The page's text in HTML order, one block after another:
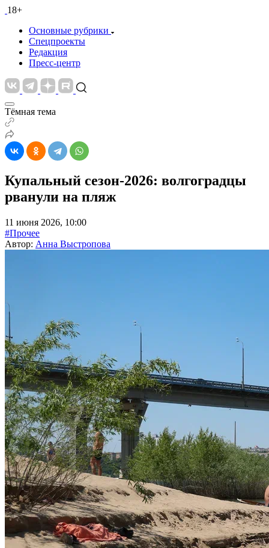
18+
Основные рубрики
Спецпроекты
Редакция
Пресс-центр
Тёмная тема
Купальный сезон-2026: волгоградцы
рванули на пляж
11 июня 2026, 10:00
#Прочее
Автор: Анна Выстропова